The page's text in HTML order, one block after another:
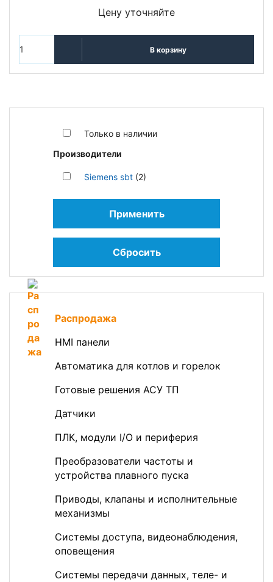
Только в наличии
Производители
Siemens sbt (2)
Применить
Сбросить
Распродажа
HMI панели
Автоматика для котлов и горелок
Готовые решения АСУ ТП
Датчики
ПЛК, модули I/O и периферия
Преобразователи частоты и
устройства плавного пуска
Приводы, клапаны и исполнительные
механизмы
Системы доступа, видеонаблюдения,
оповещения
Системы передачи данных, теле- и
Цену уточняйте
В корзину